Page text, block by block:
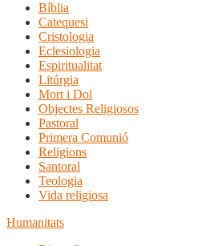
Bíblia
Catequesi
Cristologia
Eclesiologia
Espiritualitat
Litúrgia
Mort i Dol
Objectes Religiosos
Pastoral
Primera Comunió
Religions
Santoral
Teologia
Vida religiosa
Humanitats